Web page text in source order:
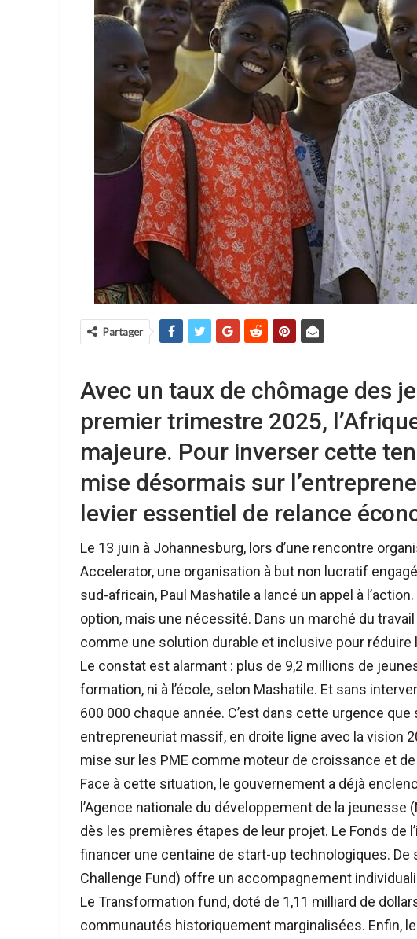
Partager
Avec un taux de chômage des
premier trimestre 2025,
majeure. Pour inverser cette
mise désormais sur
levier essentiel de relance
Le 13 juin à Johannesburg, lors d’une rencontre
Accelerator, une organisation à but non lucratif
sud-africain, Paul Mashatile a lancé un appel à
option, mais une nécessité. Dans un marché du
comme une solution durable et inclusive pour réduire
Le constat est alarmant : plus de 9,2 millions de
formation, ni à l’école, selon Mashatile. Et sans
600 000 chaque année. C’est dans cette urgence que
entrepreneuriat massif, en droite ligne avec la vision
mise sur les PME comme moteur de croissance et
Face à cette situation, le gouvernement a déjà
l’Agence nationale du développement de la
dès les premières étapes de leur projet. Le Fonds de
financer une centaine de start-up technologiques.
Challenge Fund) offre un accompagnement
Le Transformation fund, doté de 1,11 milliard de
communautés historiquement marginalisées. Enfin,